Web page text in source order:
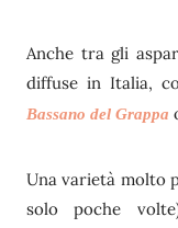
Anche tra gli
diffuse in Italia,
Bassano del Grappa
Una varietà molto
solo poche